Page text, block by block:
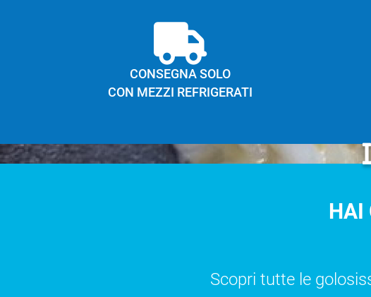
CONSEGNA SOLO
CON MEZZI REFRIGERATI
HAI
Scopri tutte le